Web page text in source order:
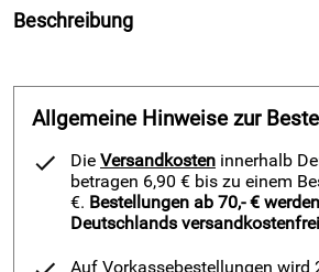
Beschreibung
Geschenk für Freunde, geliebte
sich selbst! Die violette Schrift "LA VIE
auf mintfarbenem Grund und wird von
eingefasst.
gewünschte Länge angepasst werden.
Allgemeine Hinweise zur
Die Versandkosten innerhalb
betragen 6,90 € bis zu einem
€. Bestellungen ab 70,- €
Deutschlands
Auf Vorkassebestellungen wird